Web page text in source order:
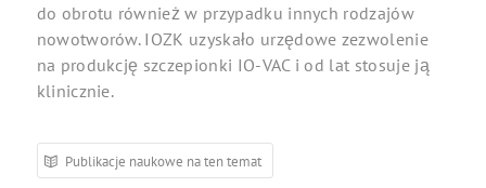
do obrotu również w przypadku innych rodzajów
nowotworów. IOZK uzyskało urzędowe zezwolenie
na produkcję szczepionki IO-VAC i od lat stosuje ją
klinicznie.
Publikacje naukowe na ten temat